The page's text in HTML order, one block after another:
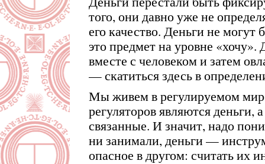
того, они давно уже не
его качество. Деньги не
это предмет на уровне
вместе с человеком и затем
— скатиться здесь в
Мы живем в регулируемом
регуляторов являются деньги,
связанные. И значит, надо
ни занимали, деньги —
опасное в другом: считать их